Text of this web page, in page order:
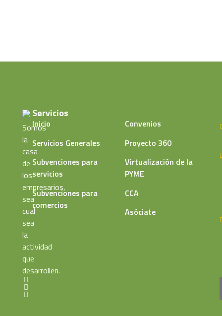
Somos
la
casa
de
los
empresarios,
sea
cual
sea
la
actividad
que
desarrollen.
Servicios
Inicio
Servicios Generales
Subvenciones para
servicios
Subvenciones para
comercios
Convenios
Proyecto 360
Virtualización de la
PYME
CCA
Asóciate